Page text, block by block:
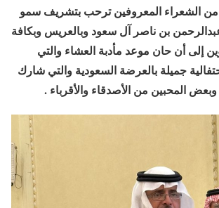
من الشعراء المعروفين ترحب بتشريف سمو
عبدالرحمن بن ناصر آل سعود وبالعريس وبكافة
إلى أن حان موعد مأدبة العشاء والتي
جميلة بالعرضة السعودية والتي شارك
المحبين من الأصدقاء والأقرباء .